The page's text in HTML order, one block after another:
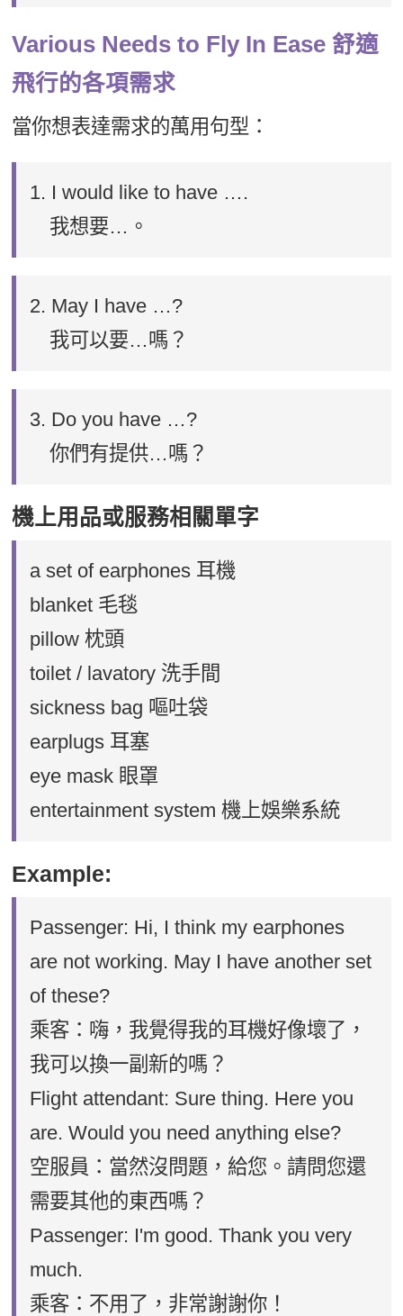
Various Needs to Fly In Ease 舒適
飛行的各項需求
當你想表達需求的萬用句型：
1. I would like to have ….
我想要…。
2. May I have …?
我可以要…嗎？
3. Do you have …?
你們有提供…嗎？
機上用品或服務相關單字
a set of earphones 耳機
blanket 毛毯
pillow 枕頭
toilet / lavatory 洗手間
sickness bag 嘔吐袋
earplugs 耳塞
eye mask 眼罩
entertainment system 機上娛樂系統
Example:
Passenger: Hi, I think my earphones
are not working. May I have another set
of these?
乘客：嗨，我覺得我的耳機好像壞了，
我可以換一副新的嗎？
Flight attendant: Sure thing. Here you
are. Would you need anything else?
空服員：當然沒問題，給您。請問您還
需要其他的東西嗎？
Passenger: I'm good. Thank you very
much.
乘客：不用了，非常謝謝你！